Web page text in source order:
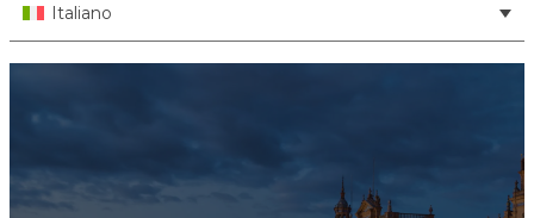
Italiano